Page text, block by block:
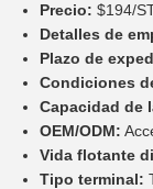
Precio: $194/
Detalles de
Plazo de
Condiciones
Capacidad de
OEM/ODM:
Vida flotante
Tipo terminal: